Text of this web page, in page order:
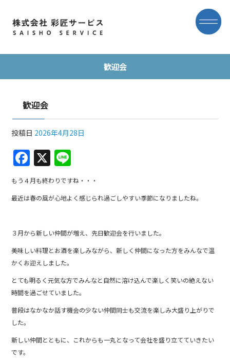
歓迎会
歓迎会
投稿日 2026年4月28日
F
a
c
e
b
o
o
k
X
n
e
もう４月も終わりですね・・・
最近は春の風が心地よく感じられ過ごしやすい季節になりましたね。
３月から新しい仲間が増え、先日歓迎会を行いました。
美味しい料理とお酒を楽しみながら、新しく仲間になった方をみんなで温
かくお迎えしました。
とても明るく元気な方でみんなと自然に溶け込んで楽しく笑いの絶えない
時間を過ごせていました。
普段はなかなか話す機会の少ない仲間同士も交流を楽しみ大盛り上がりで
した。
新しい仲間とともに、これからも一丸となって会社を盛り立てていきたい
です。